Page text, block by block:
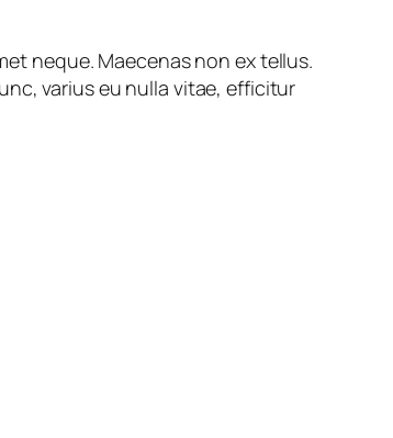
neque. Maecenas non ex tellus.
varius eu nulla vitae, efficitur